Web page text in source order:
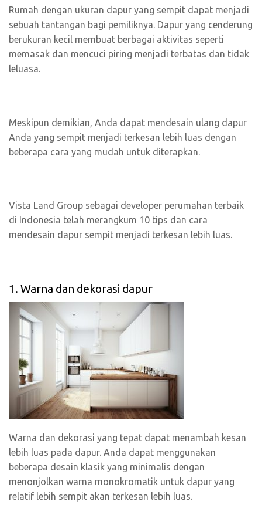
Rumah dengan ukuran dapur yang sempit dapat menjadi
sebuah tantangan bagi pemiliknya. Dapur yang cenderung
berukuran kecil membuat berbagai aktivitas seperti
memasak dan mencuci piring menjadi terbatas dan tidak
leluasa.
Meskipun demikian, Anda dapat mendesain ulang dapur
Anda yang sempit menjadi terkesan lebih luas dengan
beberapa cara yang mudah untuk diterapkan.
Vista Land Group sebagai developer perumahan terbaik
di Indonesia telah merangkum 10 tips dan cara
mendesain dapur sempit menjadi terkesan lebih luas.
1. Warna dan dekorasi dapur
Warna dan dekorasi yang tepat dapat menambah kesan
lebih luas pada dapur. Anda dapat menggunakan
beberapa desain klasik yang minimalis dengan
menonjolkan warna monokromatik untuk dapur yang
relatif lebih sempit akan terkesan lebih luas.